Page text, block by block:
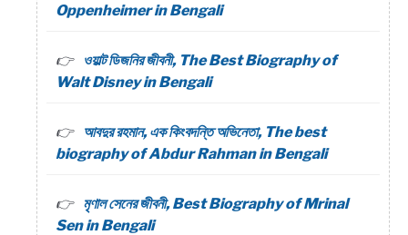
Oppenheimer in Bengali
ওয়াল্ট ডিজনির জীবনী, The Best Biography of
Walt Disney in Bengali
আবদুর রহমান, এক কিংবদন্তি অভিনেতা, The best
biography of Abdur Rahman in Bengali
মৃণাল সেনের জীবনী, Best Biography of Mrinal
Sen in Bengali